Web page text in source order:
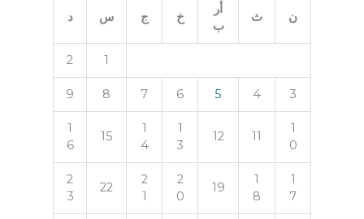
ن ث
أر
ب
خ ج س د
1
2
3
4
5
6
7
8
9
1
0
11
12
1
3
1
4
15
1
6
1
7
1
8
19
2
0
2
1
22
2
3